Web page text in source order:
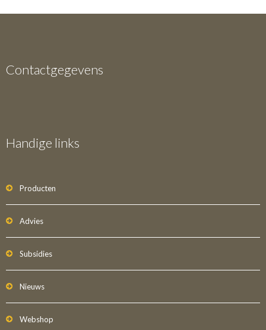
Contactgegevens
Handige links
Producten
Advies
Subsidies
Nieuws
Webshop